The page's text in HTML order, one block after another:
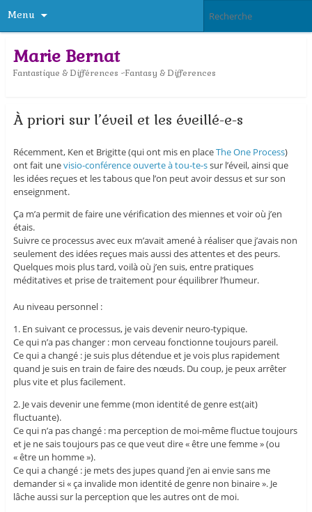
Menu
Marie Bernat
Fantastique & Différences ~Fantasy & Differences
À priori sur l’éveil et les éveillé-e-s
Récemment, Ken et Brigitte (qui ont mis en placeThe One Process)
ont fait unevisio-conférence ouverte à tou-te-ssur l’éveil, ainsi que
les idées reçues et les tabous que l’on peut avoir dessus et sur son
enseignment.
Ça m’a permit de faire une vérification des miennes et voir où j’en
étais.
Suivre ce processus avec eux m’avait amené à réaliser que j’avais non
seulement des idées reçues mais aussi des attentes et des peurs.
Quelques mois plus tard, voilà où j’en suis, entre pratiques
méditatives et prise de traitement pour équilibrer l’humeur.
Au niveau personnel :
1. En suivant ce processus, je vais devenir neuro-typique.
Ce qui n’a pas changer : mon cerveau fonctionne toujours pareil.
Ce qui a changé : je suis plus détendue et je vois plus rapidement
quand je suis en train de faire des nœuds. Du coup, je peux arrêter
plus vite et plus facilement.
2. Je vais devenir une femme (mon identité de genre est(ait)
fluctuante).
Ce qui n’a pas changé : ma perception de moi-même fluctue toujours
et je ne sais toujours pas ce que veut dire « être une femme » (ou
« être un homme »).
Ce qui a changé : je mets des jupes quand j’en ai envie sans me
demander si « ça invalide mon identité de genre non binaire ». Je
lâche aussi sur la perception que les autres ont de moi.